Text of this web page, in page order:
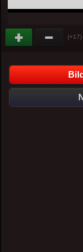
(+17)